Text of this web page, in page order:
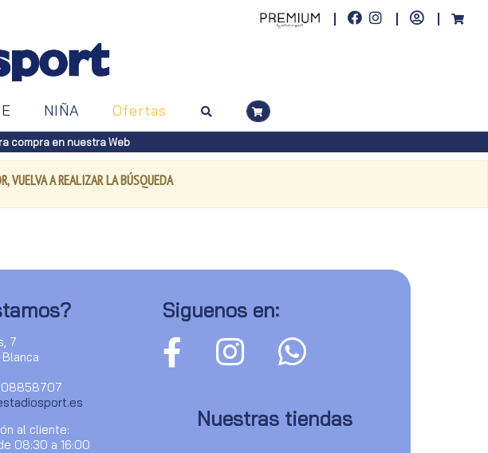
NIÑA Ofertas
compra en nuestra Web
VUELVA A REALIZAR LA BÚSQUEDA
7
al cliente:
08:30 a 16:00
Siguenos en:
Nuestras tiendas